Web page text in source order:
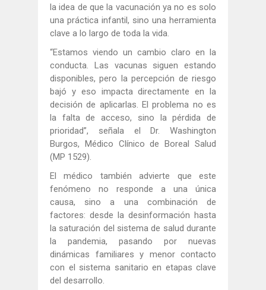
la idea de que la vacunación ya no es solo
una práctica infantil, sino una herramienta
clave a lo largo de toda la vida.
“Estamos viendo un cambio claro en la
conducta. Las vacunas siguen estando
disponibles, pero la percepción de riesgo
bajó y eso impacta directamente en la
decisión de aplicarlas. El problema no es
la falta de acceso, sino la pérdida de
prioridad”, señala el Dr. Washington
Burgos, Médico Clínico de Boreal Salud
(MP 1529).
El médico también advierte que este
fenómeno no responde a una única
causa, sino a una combinación de
factores: desde la desinformación hasta
la saturación del sistema de salud durante
la pandemia, pasando por nuevas
dinámicas familiares y menor contacto
con el sistema sanitario en etapas clave
del desarrollo.